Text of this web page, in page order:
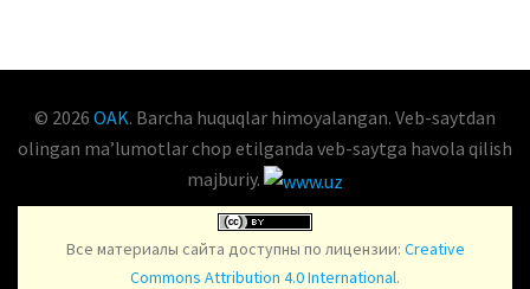
© 2026 OAK. Barcha huquqlar himoyalangan. Veb-saytdan
olingan maʼlumotlar chop etilganda veb-saytga havola qilish
majburiy.
Все материалы сайта доступны по лицензии: Creative
Commons Attribution 4.0 International.